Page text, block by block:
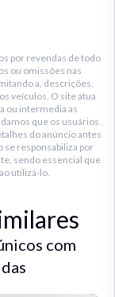
por revendas de todo
ou omissões nas
a, descrições,
veículos. O site atua
ou intermedia as
que os usuários
do anúncio antes
se responsabiliza por
sendo essencial que
utilizá-lo.
com